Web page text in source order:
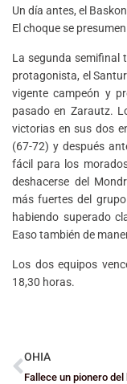
Un día antes, el
El choque se
La segunda semifinal
protagonista, el
vigente campeón y
pasado en Zarautz.
victorias en sus dos
(67-72) y después
fácil para los
deshacerse del
más fuertes del
habiendo superado
Easo también de
Los dos equipos
18,30 horas.
OHIA